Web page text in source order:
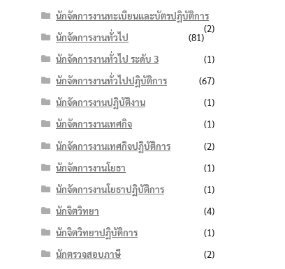
นักจัดการงานทะเบียนและบัตรปฏิบัติการ
(2)
นักจัดการงานทั่วไป
(81)
นักจัดการงานทั่วไป ระดับ 3
(1)
นักจัดการงานทั่วไปปฏิบัติการ
(67)
นักจัดการงานปฏิบัติงาน
(1)
นักจัดการงานเทศกิจ
(1)
นักจัดการงานเทศกิจปฏิบัติการ
(2)
นักจัดการงานโยธา
(1)
นักจัดการงานโยธาปฏิบัติการ
(1)
นักจิตวิทยา
(4)
นักจิตวิทยาปฏิบัติการ
(1)
นักตรวจสอบภาษี
(2)